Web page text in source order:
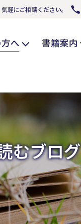
軽にご相談ください。
へ 書籍案内
むブログ